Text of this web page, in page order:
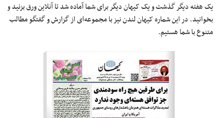
یک هفته دیگر گذشت و یک کیهان دیگر برای شما آماده شد تا آنلاین ورق بزنید و
بخوانید. در این شماره کیهان لندن نیز با مجموعه‌ای از گزارش‌ و گفتگو مطالب
متنوع با شما هستیم.